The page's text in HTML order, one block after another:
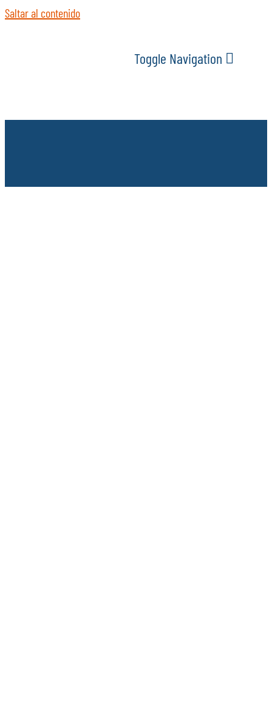
Saltar al contenido
Toggle Navigation